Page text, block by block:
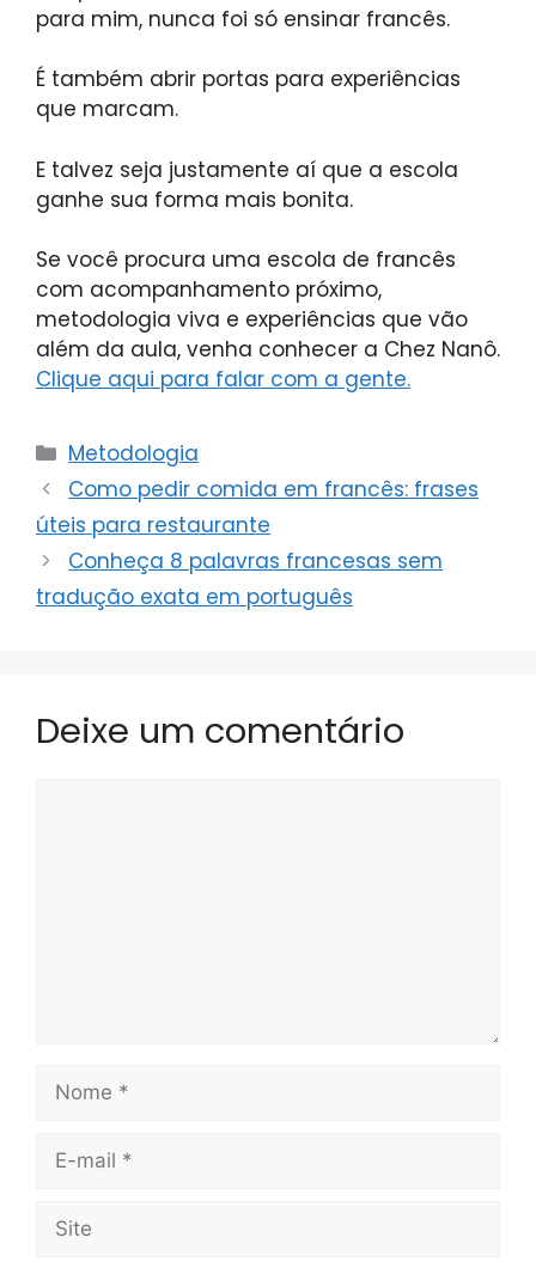
para mim, nunca foi só ensinar francês.
É também abrir portas para experiências
que marcam.
E talvez seja justamente aí que a escola
ganhe sua forma mais bonita.
Se você procura uma escola de francês
com acompanhamento próximo,
metodologia viva e experiências que vão
além da aula, venha conhecer a Chez Nanô.
Clique aqui para falar com a gente.
Metodologia
Como pedir comida em francês: frases
úteis para restaurante
Conheça 8 palavras francesas sem
tradução exata em português
Deixe um comentário